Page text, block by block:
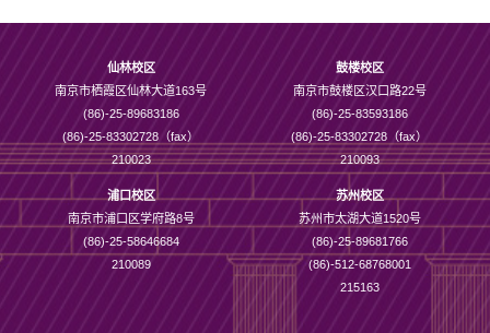
仙林校区
南京市栖霞区仙林大道163号
(86)-25-89683186
(86)-25-83302728（fax）
210023
鼓楼校区
南京市鼓楼区汉口路22号
(86)-25-83593186
(86)-25-83302728（fax）
210093
浦口校区
南京市浦口区学府路8号
(86)-25-58646684
210089
苏州校区
苏州市太湖大道1520号
(86)-25-89681766
(86)-512-68768001
215163